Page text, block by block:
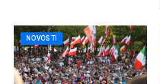
NOVOSTI